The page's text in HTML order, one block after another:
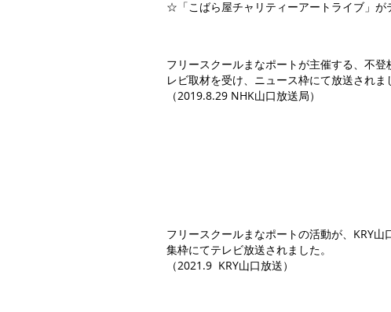
☆「こばら屋チャリティーアートライブ」が
フリースクールまなポートが主催する、不
レビ取材を受け、ニュース枠にて放送されま
（2019.8.29 NHK山口放送局）
フリースクールまなポートの活動が、KRY
集枠にてテレビ放送されました。
（2021.9 KRY山口放送）